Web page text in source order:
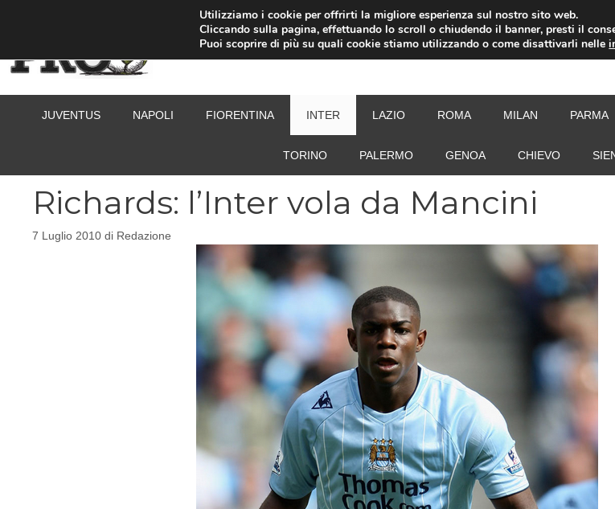
JUVENTUS NAPOLI FIORENTINA INTER LAZIO ROMA MILAN PARMA
TORINO PALERMO GENOA CHIEVO
Richards: l’Inter vola da Mancini
7 Luglio 2010 di Redazione
Utilizziamo i cookie per offrirti la migliore esperienza sul nostro sito web.
Cliccando sulla pagina, effettuando lo scroll o chiudendo il banner, presti il
Puoi scoprire di più su quali cookie stiamo utilizzando o come disattivarli nelle